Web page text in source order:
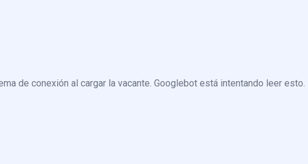
de conexión al cargar la vacante. Googlebot está intentando leer esto.